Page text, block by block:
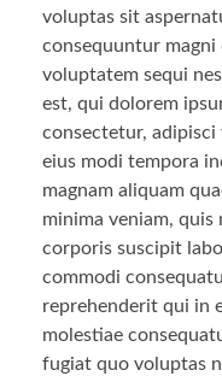
voluptas sit
consequuntur
voluptatem sequi
est, qui dolorem
consectetur, adipisci
eius modi tempora
magnam aliquam
minima veniam,
corporis suscipit
commodi
reprehenderit qui in
molestiae
fugiat quo voluptas